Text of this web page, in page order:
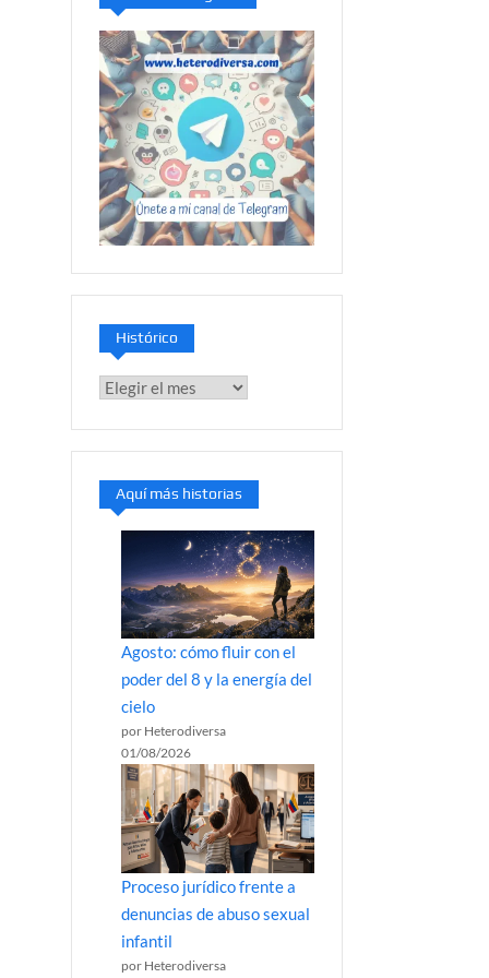
Histórico
Aquí más historias
Agosto: cómo fluir con el
poder del 8 y la energía del
cielo
por Heterodiversa
01/08/2026
Proceso jurídico frente a
denuncias de abuso sexual
infantil
por Heterodiversa